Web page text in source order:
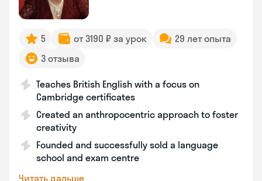
5 от 3190 ₽ за урок
29 лет опыта
3 отзыва
Teaches British English with a focus on
Cambridge certificates
Created an anthropocentric approach to foster
creativity
Founded and successfully sold a language
school and exam centre
Читать дальше